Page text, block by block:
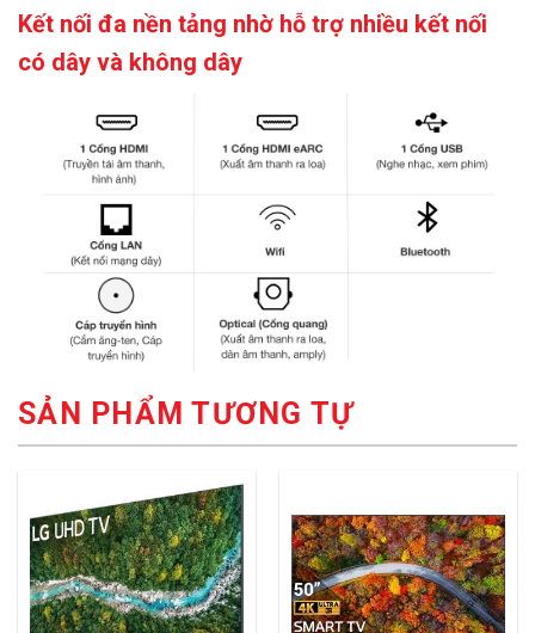
Kết nối đa nền tảng nhờ hỗ trợ nhiều kết nối
có dây và không dây
SẢN PHẨM TƯƠNG TỰ